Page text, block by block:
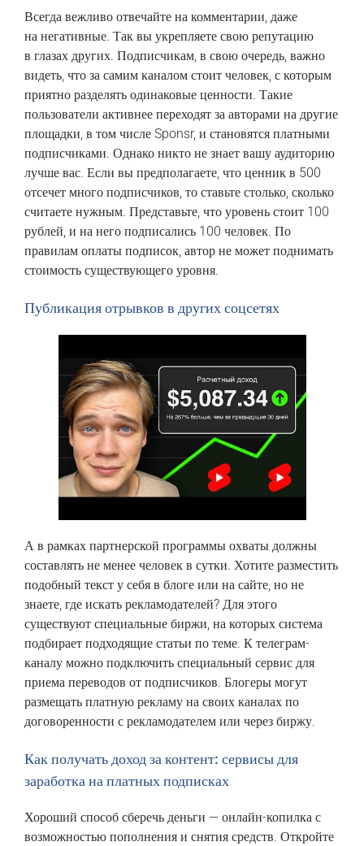
‎Всегда‏ ‎вежливо ‎отвечайте ‎на ‎комментарии, ‎даже‏
‎на ‎негативные.‏ ‎Так‏ ‎вы ‎укрепляете ‎свою‏ ‎репутацию
‎в‏ ‎глазах ‎других. Подписчикам,‏ ‎в ‎свою‏ ‎очередь, ‎важно
‎видеть, ‎что ‎за‏ ‎самим‏ ‎каналом‏ ‎стоит ‎человек,‏ ‎с ‎которым‏
‎приятно ‎разделять‏ ‎одинаковые‏ ‎ценности. ‎Такие‏
‎пользователи ‎активнее ‎переходят ‎за ‎авторами‏ ‎на ‎другие‏
‎площадки,‏ ‎в ‎том ‎числе‏ ‎Sponsr, ‎и‏ ‎становятся ‎платными
‎подписчиками. Однако‏ ‎никто ‎не‏ ‎знает ‎вашу ‎аудиторию
‎лучше ‎вас.‏ ‎Если‏ ‎вы ‎предполагаете,‏ ‎что ‎ценник‏ ‎в ‎500
‎отсечет ‎много ‎подписчиков,‏ ‎то‏ ‎ставьте‏ ‎столько, ‎сколько‏
‎считаете ‎нужным. Представьте, ‎что‏ ‎уровень ‎стоит‏ ‎100‏
‎рублей, ‎и ‎на‏ ‎него ‎подписались‏ ‎100 ‎человек. ‎По‏
‎правилам ‎оплаты ‎подписок, ‎автор ‎не‏ ‎может‏ ‎поднимать
‎стоимость‏ ‎существующего ‎уровня.
Публикация ‎отрывков ‎в‏ ‎других‏ ‎соцсетях
А в рамках партнерской программы охваты должны
составлять не менее человек в сутки. Хотите разместить
подобный текст у себя в блоге или на сайте, но не
знаете, где искать рекламодателей? Для этого
существуют специальные биржи, на которых система
подбирает подходящие статьи по теме. К телеграм-
каналу можно подключить специальный сервис для
приема переводов от подписчиков. Блогеры могут
размещать платную рекламу на своих каналах по
договоренности с рекламодателем или через биржу.
Как получать доход за контент: сервисы для
заработка на платных подписках
Хороший способ сберечь деньги — онлайн-копилка с
возможностью пополнения и снятия средств. Откройте